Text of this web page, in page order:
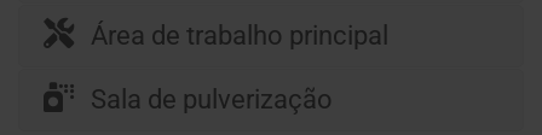
Área de trabalho principal
Sala de pulverização